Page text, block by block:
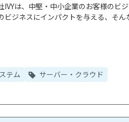
IVYは、中堅・中小企業のお客様のビ
ビジネスにインパクトを与える、そ
テム サーバー・クラウド